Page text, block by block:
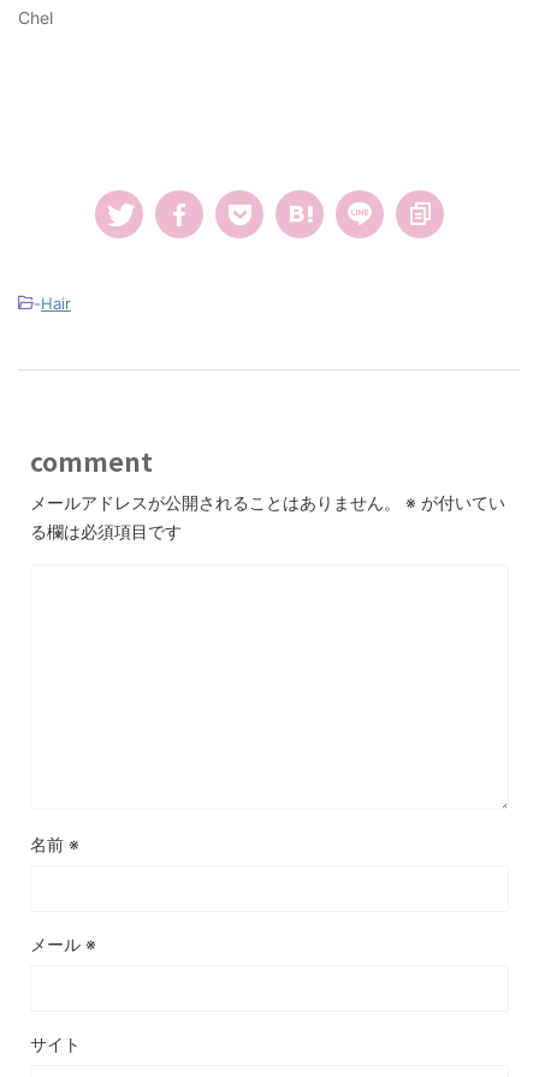
Chel
-Hair
comment
メールアドレスが公開されることはありません。 ※ が付いてい
る欄は必須項目です
名前 ※
メール ※
サイト